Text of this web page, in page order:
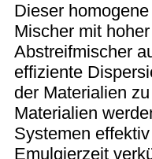
Dieser
Mischer mit
Abstreifmischer
effiziente
der Materialien
Materialien
Systemen
Emulgierzeit